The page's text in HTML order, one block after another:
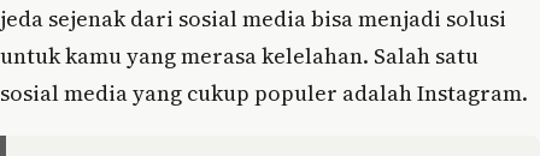
jeda sejenak dari sosial media bisa menjadi solusi
untuk kamu yang merasa kelelahan. Salah satu
sosial media yang cukup populer adalah Instagram.